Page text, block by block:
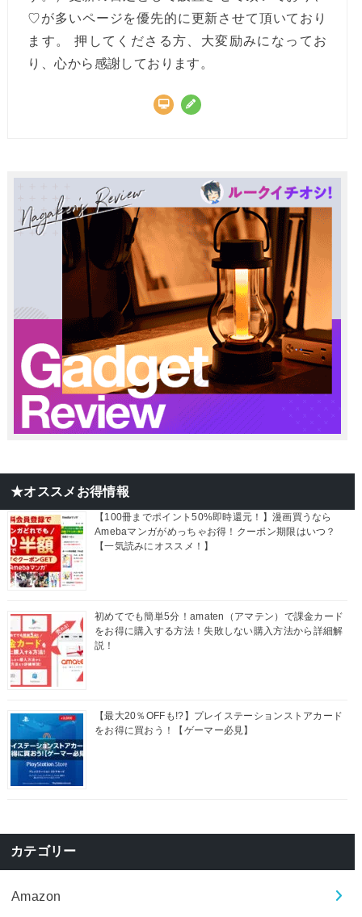
♡が多いページを優先的に更新させて頂いており
ます。 押してくださる方、大変励みになってお
り、心から感謝しております。
★オススメお得情報
【100冊までポイント50%即時還元！】漫画買うなら
Amebaマンガがめっちゃお得！クーポン期限はいつ？
【一気読みにオススメ！】
初めてでも簡単5分！amaten（アマテン）で課金カード
をお得に購入する方法！失敗しない購入方法から詳細解
説！
【最大20％OFFも!?】プレイステーションストアカード
をお得に買おう！【ゲーマー必見】
カテゴリー
Amazon